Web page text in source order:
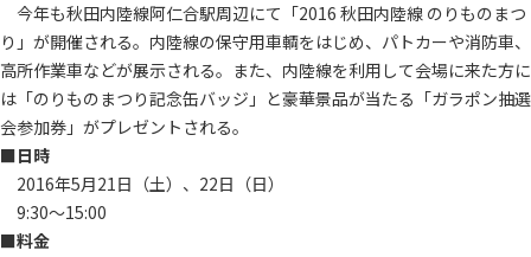
今年も秋田内陸線阿仁合駅周辺にて「2016 秋田内陸線 のりものまつ
り」が開催される。内陸線の保守用車輌をはじめ、パトカーや消防車、
高所作業車などが展示される。また、内陸線を利用して会場に来た方に
は「のりものまつり記念缶バッジ」と豪華景品が当たる「ガラポン抽選
会参加券」がプレゼントされる。
■日時
2016年5月21日（土）、22日（日）
9:30～15:00
■料金